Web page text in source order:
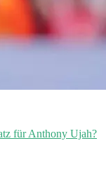
für Anthony Ujah?